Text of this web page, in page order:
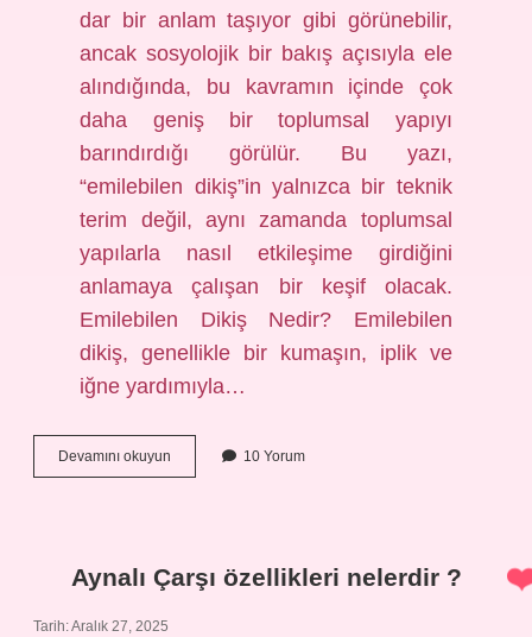
dar bir anlam taşıyor gibi görünebilir,
ancak sosyolojik bir bakış açısıyla ele
alındığında, bu kavramın içinde çok
daha geniş bir toplumsal yapıyı
barındırdığı görülür. Bu yazı,
“emilebilen dikiş”in yalnızca bir teknik
terim değil, aynı zamanda toplumsal
yapılarla nasıl etkileşime girdiğini
anlamaya çalışan bir keşif olacak.
Emilebilen Dikiş Nedir? Emilebilen
dikiş, genellikle bir kumaşın, iplik ve
iğne yardımıyla…
Devamını okuyun Emilebilen
dikiş
10 Yorum
Aynalı Çarşı özellikleri nelerdir ?
Tarih: Aralık 27, 2025